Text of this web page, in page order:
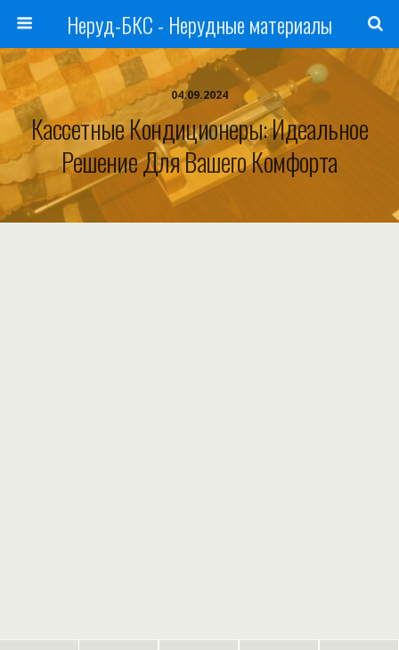
Неруд-БКС - Нерудные материалы
04.09.2024
Кассетные Кондиционеры: Идеальное
Решение Для Вашего Комфорта